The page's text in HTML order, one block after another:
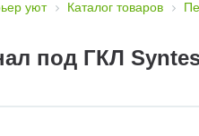
уют Каталог товаров
под ГКЛ